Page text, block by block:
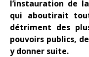
l’instauration de
qui aboutirait
détriment des
pouvoirs publics,
y donner suite.